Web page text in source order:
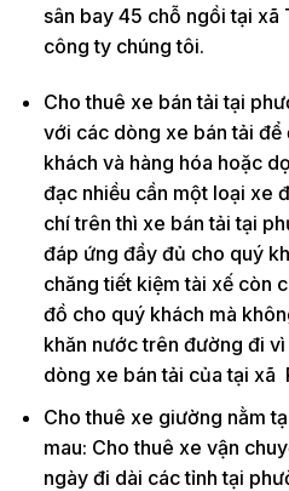
sân bay 45 chỗ ngồi tại xã
công ty chúng tôi.
Cho thuê xe bán tải tại
với các dòng xe bán tải để
khách và hàng hóa hoặc
đạc nhiều cần một loại xe
chí trên thì xe bán tải tại
đáp ứng đầy đủ cho quý
chăng tiết kiệm tài xế còn
đồ cho quý khách mà
khăn nước trên đường đi
dòng xe bán tải của tại xã
Cho thuê xe giường nằm
mau: Cho thuê xe vận
ngày đi dài các tỉnh tại